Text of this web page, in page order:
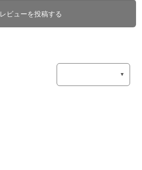
レビューを投稿する